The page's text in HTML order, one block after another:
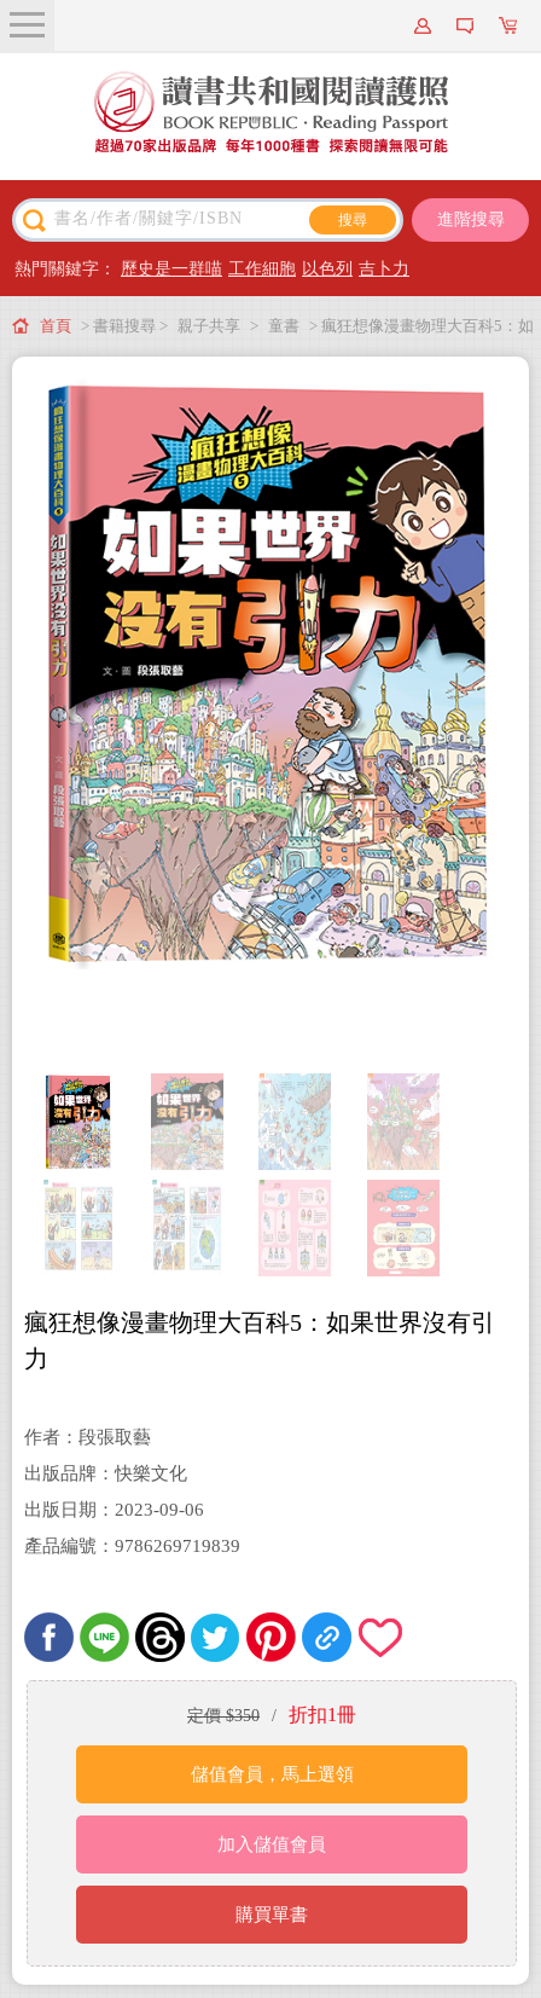
關於我們
近期新書
主題閱讀
出版專區
會員專屬
會員儲值方案
進階搜尋
熱門關鍵字： 歷史是一群喵 工作細胞 以色列 吉卜力
首頁 > 書籍搜尋 > 親子共享 > 童書 > 瘋狂想像漫畫物理大百科5：如
果世界沒有引力
瘋狂想像漫畫物理大百科5：如果世界沒有引
力
作者：段張取藝
出版品牌：快樂文化
出版日期：2023-09-06
產品編號：9786269719839
定價 $350 / 折扣1冊
儲值會員，馬上選領
加入儲值會員
購買單書